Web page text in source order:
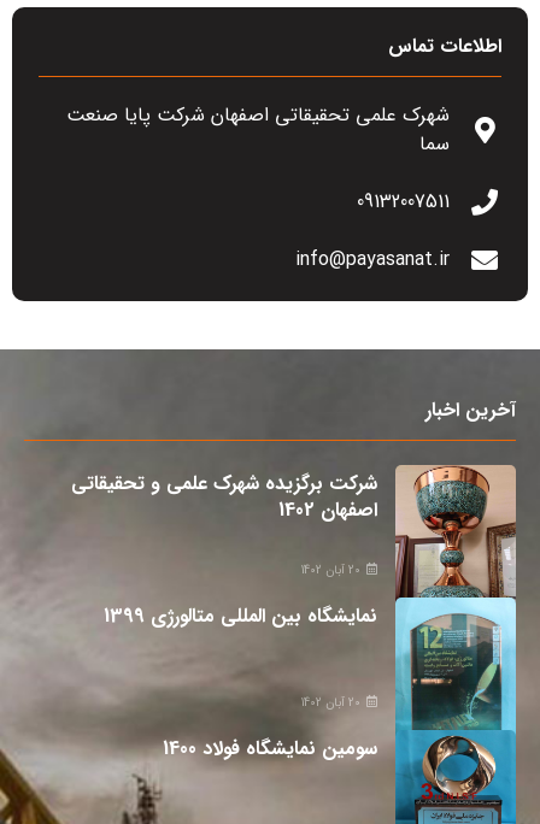
اطلاعات تماس
شهرک علمی تحقیقاتی اصفهان شرکت پایا صنعت
سما
09132007511
info@payasanat.ir
آخرین اخبار
شرکت برگزیده شهرک علمی و تحقیقاتی
اصفهان 1402
20 آبان 1402
نمایشگاه بین المللی متالورژی 1399
20 آبان 1402
سومین نمایشگاه فولاد 1400